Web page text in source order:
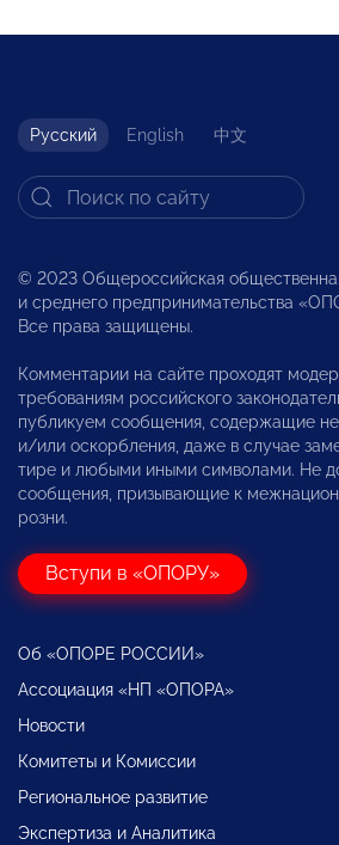
Русский English 中文
© 2023 Общероссийская
и среднего предпринимательства
Все права защищены.
Комментарии на сайте проходят
требованиям российского
публикуем сообщения, содержащие
и/или оскорбления, даже в случае
тире и любыми иными символами. Не
сообщения, призывающие к
розни.
Вступи в «ОПОРУ»
Об «ОПОРЕ РОССИИ»
Ассоциация «НП «ОПОРА»
Новости
Комитеты и Комиссии
Региональное развитие
Экспертиза и Аналитика